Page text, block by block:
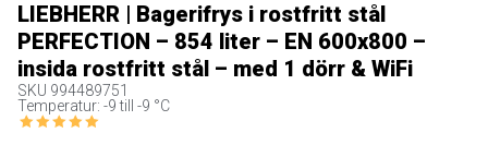
LIEBHERR | Bagerifrys i rostfritt stål
PERFECTION – 854 liter – EN 600x800 –
insida rostfritt stål – med 1 dörr & WiFi
SKU 994489751
Temperatur: -9 till -9 °C